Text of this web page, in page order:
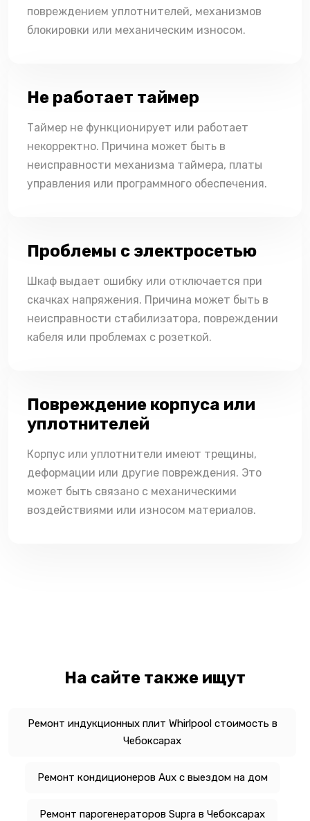
повреждением уплотнителей, механизмов
блокировки или механическим износом.
Не работает таймер
Таймер не функционирует или работает
некорректно. Причина может быть в
неисправности механизма таймера, платы
управления или программного обеспечения.
Проблемы с электросетью
Шкаф выдает ошибку или отключается при
скачках напряжения. Причина может быть в
неисправности стабилизатора, повреждении
кабеля или проблемах с розеткой.
Повреждение корпуса или
уплотнителей
Корпус или уплотнители имеют трещины,
деформации или другие повреждения. Это
может быть связано с механическими
воздействиями или износом материалов.
На сайте также ищут
Ремонт индукционных плит Whirlpool стоимость в
Чебоксарах
Ремонт кондиционеров Aux с выездом на дом
Ремонт парогенераторов Supra в Чебоксарах